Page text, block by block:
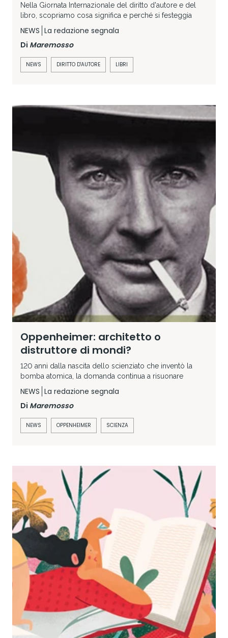
Nella Giornata Internazionale del diritto d'autore e del
libro, scopriamo cosa significa e perché si festeggia
NEWS La redazione segnala
Di Maremosso
NEWS DIRITTO D'AUTORE LIBRI
Oppenheimer: architetto o
distruttore di mondi?
120 anni dalla nascita dello scienziato che inventò la
bomba atomica, la domanda continua a risuonare
NEWS La redazione segnala
Di Maremosso
NEWS OPPENHEIMER SCIENZA